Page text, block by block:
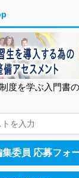
度を学ぶ入門書
集委員 応募フォ